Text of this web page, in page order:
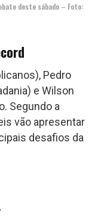
deste sábado – Foto:
Pedro
e Wilson
Segundo a
vão apresentar
desafios da